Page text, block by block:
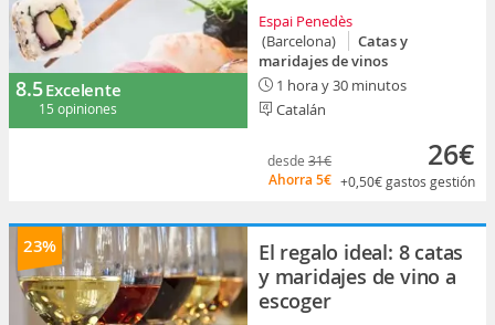
8.5Excelente
15 opiniones
Espai Penedès
(Barcelona)
Catas y
maridajes de vinos
1 hora y 30 minutos
Catalán
desde 31€
Ahorra 5€
26€
+0,50€gastos gestión
23%
El regalo ideal: 8 catas
y maridajes de vino a
escoger